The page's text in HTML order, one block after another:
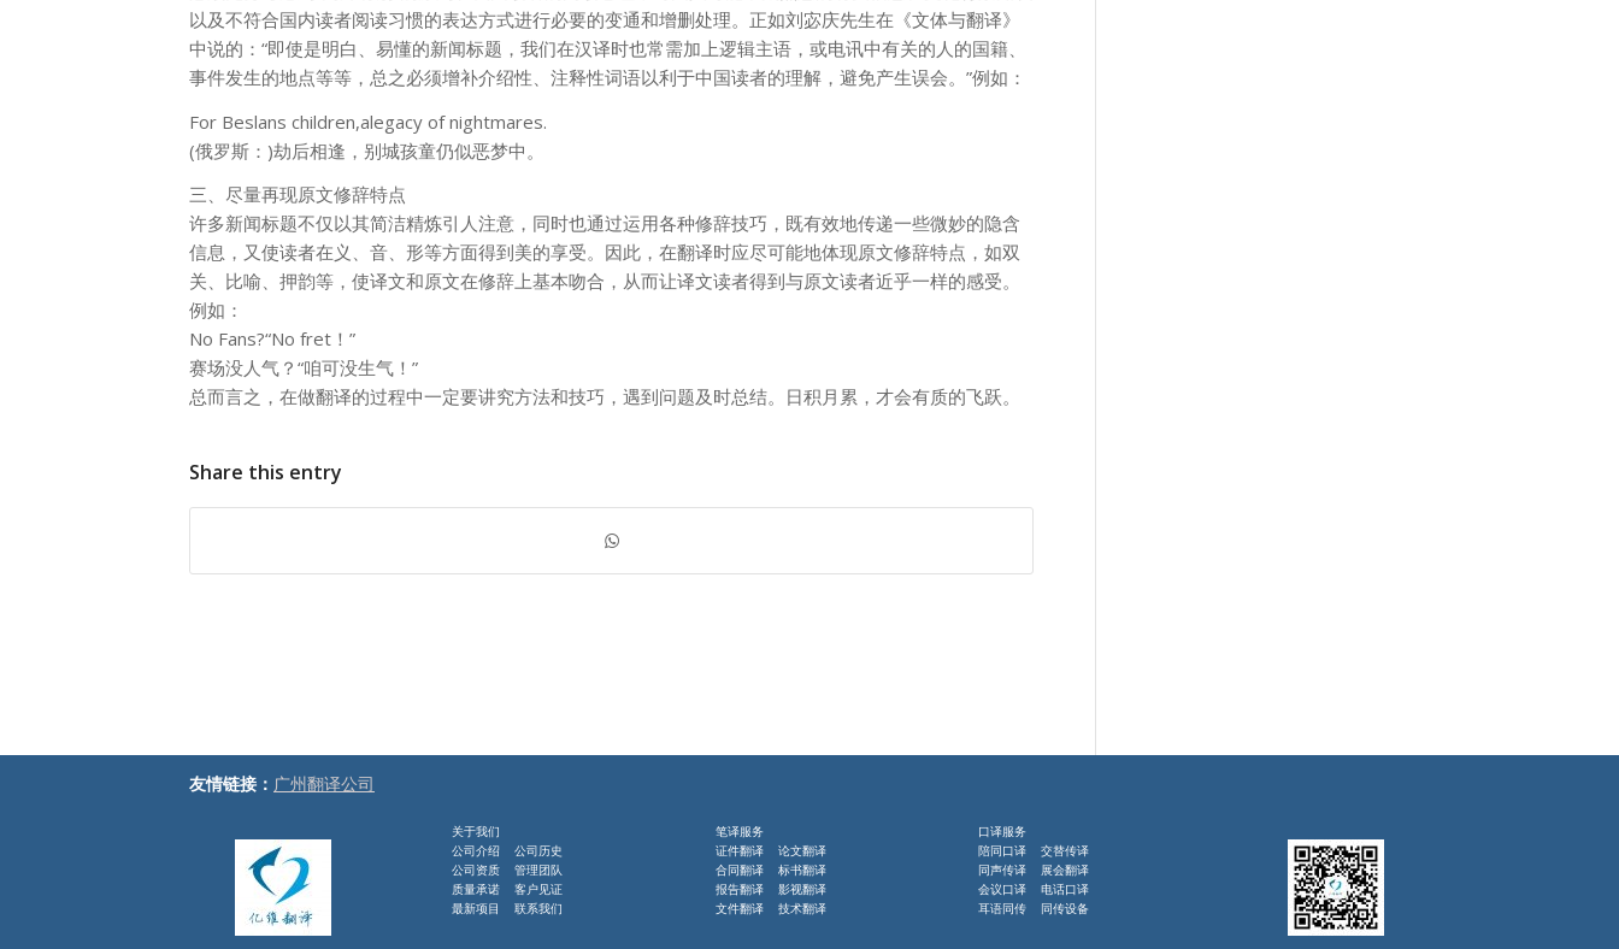
以及不符合国内读者阅读习惯的表达方式进行必要的变通和增删处理。正如刘宓庆先生在《文体与翻译》
中说的：“即使是明白、易懂的新闻标题，我们在汉译时也常需加上逻辑主语，或电讯中有关的人的国籍、
事件发生的地点等等，总之必须增补介绍性、注释性词语以利于中国读者的理解，避免产生误会。”例如：
For Beslans children,alegacy of nightmares.
(俄罗斯：)劫后相逢，别城孩童仍似恶梦中。
三、尽量再现原文修辞特点
许多新闻标题不仅以其简洁精炼引人注意，同时也通过运用各种修辞技巧，既有效地传递一些微妙的隐含
信息，又使读者在义、音、形等方面得到美的享受。因此，在翻译时应尽可能地体现原文修辞特点，如双
关、比喻、押韵等，使译文和原文在修辞上基本吻合，从而让译文读者得到与原文读者近乎一样的感受。
例如：
No Fans?“No fret！”
赛场没人气？“咱可没生气！”
总而言之，在做翻译的过程中一定要讲究方法和技巧，遇到问题及时总结。日积月累，才会有质的飞跃。
Share this entry
友情链接： 广州翻译公司
关于我们
公司介绍
公司历史
公司资质
管理团队
质量承诺 客户见证
最新项目 联系我们
笔译服务
证件翻译 论文翻译
合同翻译 标书翻译
报告翻译 影视翻译
文件翻译 技术翻译
口译服务
陪同口译 交替传译
同声传译 展会翻译
会议口译 电话口译
耳语同传 同传设备